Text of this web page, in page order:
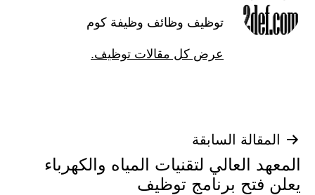
توظيف وظائف وظيفة كوم
عرض كل مقالات توظيف.
تصفّح
المقالات
المقالة السابقة
المعهد العالي لتقنيات المياه والكهرباء
يعلن فتح برنامج توظيف